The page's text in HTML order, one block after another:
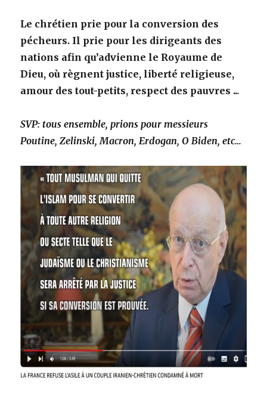
Le chrétien prie pour la conversion des
pécheurs. Il prie pour les dirigeants des
nations afin qu’advienne le Royaume de
Dieu, où règnent justice, liberté religieuse,
amour des tout-petits, respect des pauvres ...
SVP: tous ensemble, prions pour messieurs
Poutine, Zelinski, Macron, Erdogan, O Biden, etc…